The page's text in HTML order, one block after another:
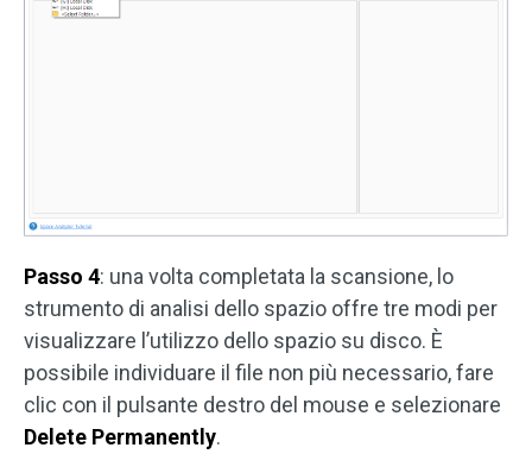
Passo 4: una volta completata la scansione, lo
strumento di analisi dello spazio offre tre modi per
visualizzare l’utilizzo dello spazio su disco. È
possibile individuare il file non più necessario, fare
clic con il pulsante destro del mouse e selezionare
Delete Permanently.